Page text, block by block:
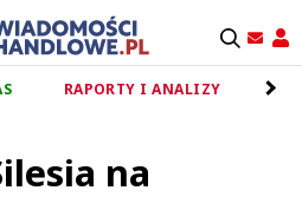
RAPORTY I ANALIZY
na